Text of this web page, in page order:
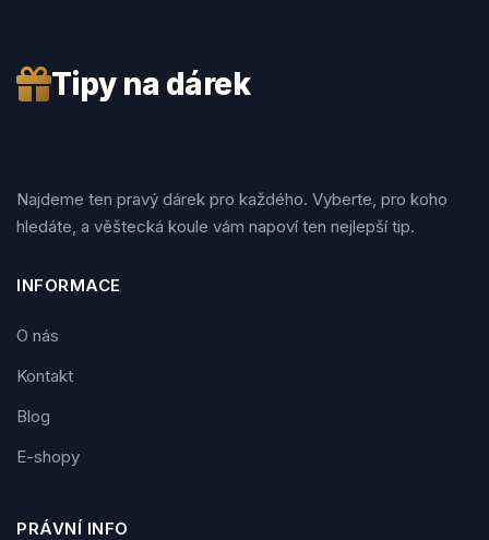
Tipy na dárek
Najdeme ten pravý dárek pro každého. Vyberte, pro koho
hledáte, a věštecká koule vám napoví ten nejlepší tip.
INFORMACE
O nás
Kontakt
Blog
E-shopy
PRÁVNÍ INFO